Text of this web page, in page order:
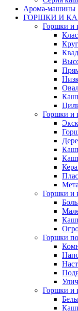
Арома-машины
ГОРШКИ И
Горшки и
Горшки и
Горшки и
Горшки
Горшки и